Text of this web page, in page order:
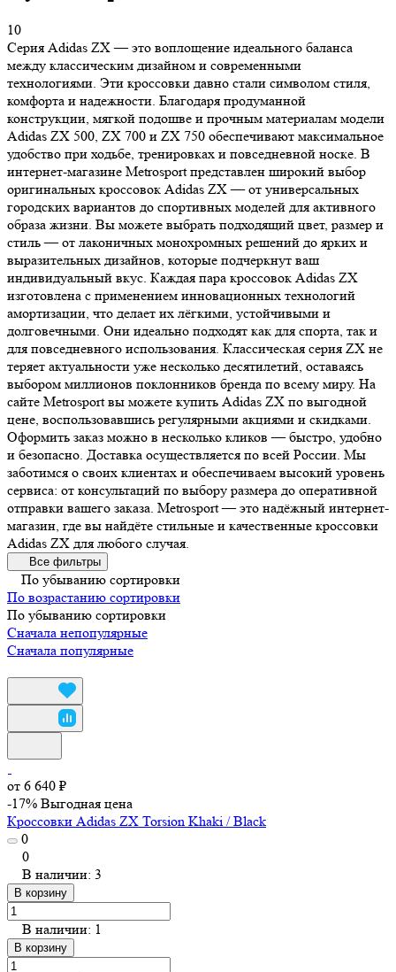
10
Серия Adidas ZX — это воплощение идеального баланса
между классическим дизайном и современными
технологиями. Эти кроссовки давно стали символом стиля,
комфорта и надежности. Благодаря продуманной
конструкции, мягкой подошве и прочным материалам модели
Adidas ZX 500, ZX 700 и ZX 750 обеспечивают максимальное
удобство при ходьбе, тренировках и повседневной носке. В
интернет-магазине Metrosport представлен широкий выбор
оригинальных кроссовок Adidas ZX — от универсальных
городских вариантов до спортивных моделей для активного
образа жизни. Вы можете выбрать подходящий цвет, размер и
стиль — от лаконичных монохромных решений до ярких и
выразительных дизайнов, которые подчеркнут ваш
индивидуальный вкус. Каждая пара кроссовок Adidas ZX
изготовлена с применением инновационных технологий
амортизации, что делает их лёгкими, устойчивыми и
долговечными. Они идеально подходят как для спорта, так и
для повседневного использования. Классическая серия ZX не
теряет актуальности уже несколько десятилетий, оставаясь
выбором миллионов поклонников бренда по всему миру. На
сайте Metrosport вы можете купить Adidas ZX по выгодной
цене, воспользовавшись регулярными акциями и скидками.
Оформить заказ можно в несколько кликов — быстро, удобно
и безопасно. Доставка осуществляется по всей России. Мы
заботимся о своих клиентах и обеспечиваем высокий уровень
сервиса: от консультаций по выбору размера до оперативной
отправки вашего заказа. Metrosport — это надёжный интернет-
магазин, где вы найдёте стильные и качественные кроссовки
Adidas ZX для любого случая.
Все фильтры
По убыванию сортировки
По возрастанию сортировки
По убыванию сортировки
Сначала непопулярные
Сначала популярные
от 6 640 ₽
-17% Выгодная цена
Кроссовки Adidas ZX Torsion Khaki / Black
0
0
В наличии: 3
В корзину
В наличии: 1
В корзину